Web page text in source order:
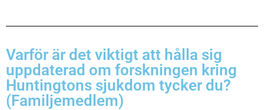
Varför är det viktigt att hålla sig
uppdaterad om forskningen kring
Huntingtons sjukdom tycker du?
(Familjemedlem)